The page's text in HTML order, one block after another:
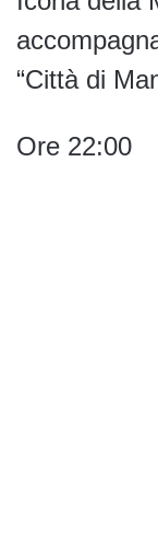
“Città di
Ore 22:00